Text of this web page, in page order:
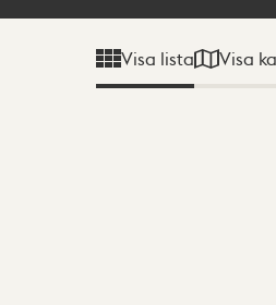
Visa lista Visa